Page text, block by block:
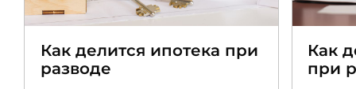
Как делится ипотека при
разводе
Как
при